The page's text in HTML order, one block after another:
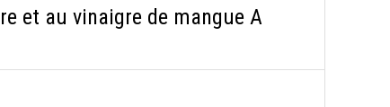
et au vinaigre de mangue A